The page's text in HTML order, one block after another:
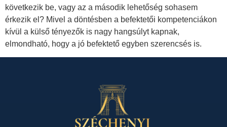
következik be, vagy az a második lehetőség sohasem
érkezik el? Mivel a döntésben a befektetői kompetenciákon
kívül a külső tényezők is nagy hangsúlyt kapnak,
elmondható, hogy a jó befektető egyben szerencsés is.